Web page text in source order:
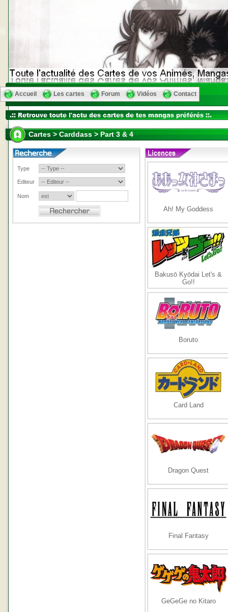
Accueil Les cartes Forum Vidéos Contact
Cartes > Carddass > Part 3 & 4
Type
Editeur
Nom
Ah! My Goddess
Bakusō Kyōdai Let's &
Go!!
Boruto
Card Land
Dragon Quest
Final Fantasy
GeGeGe no Kitaro